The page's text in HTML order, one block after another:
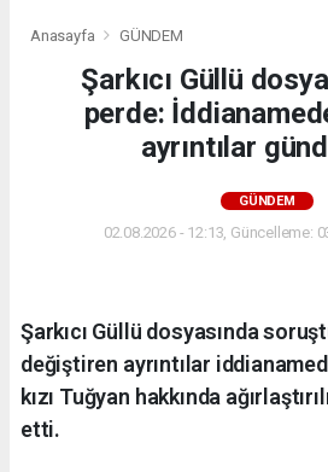
Anasayfa GÜNDEM
Şarkıcı Güllü
perde:
ayrıntılar
GÜNDEM
02.08.2026 - 12:13, Güncelleme:
Şarkıcı Güllü dosyasında
değiştiren ayrıntılar
kızı Tuğyan hakkında
etti.